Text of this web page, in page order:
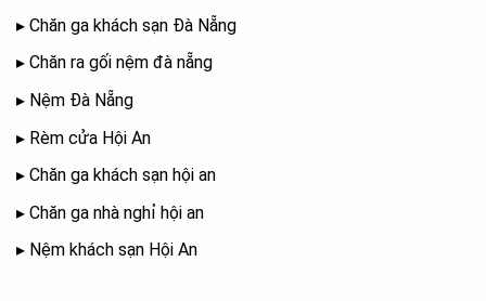
▸ Chăn ga khách sạn Đà Nẵng
▸ Chăn ra gối nệm đà nẵng
▸ Nệm Đà Nẵng
▸ Rèm cửa Hội An
▸ Chăn ga khách sạn hội an
▸ Chăn ga nhà nghỉ hội an
▸ Nệm khách sạn Hội An